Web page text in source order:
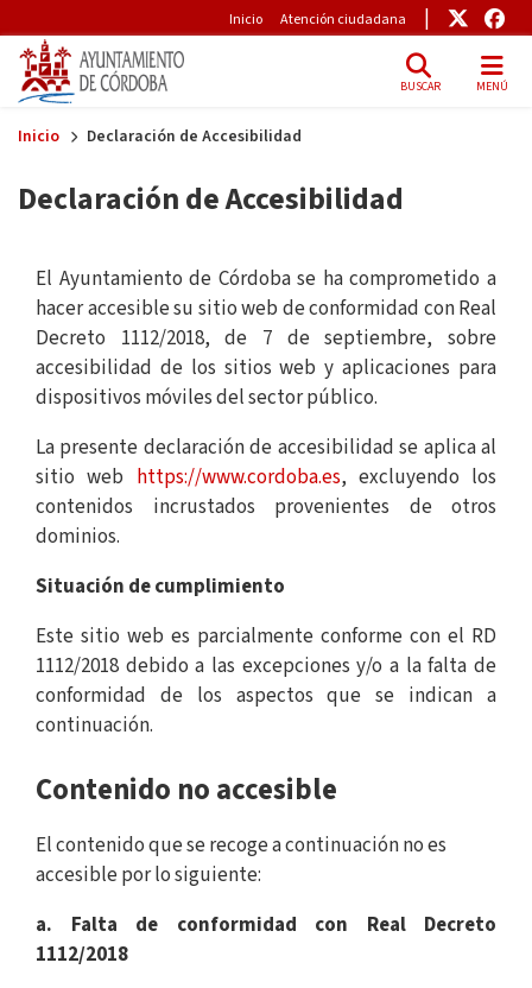
Pre-Header
Inicio Atención ciudadana Enlace
BUSCAR MENÚ
Inicio Declaración de Accesibilidad
Declaración de Accesibilidad
El Ayuntamiento de Córdoba se ha comprometido a
hacer accesible su sitio web de conformidad con Real
Decreto 1112/2018, de 7 de septiembre, sobre
accesibilidad de los sitios web y aplicaciones para
dispositivos móviles del sector público.
La presente declaración de accesibilidad se aplica al
sitio web https://www.cordoba.es, excluyendo los
contenidos incrustados provenientes de otros
dominios.
Situación de cumplimiento
Este sitio web es parcialmente conforme con el RD
1112/2018 debido a las excepciones y/o a la falta de
conformidad de los aspectos que se indican a
continuación.
Contenido no accesible
El contenido que se recoge a continuación no es
accesible por lo siguiente:
a. Falta de conformidad con Real Decreto
1112/2018